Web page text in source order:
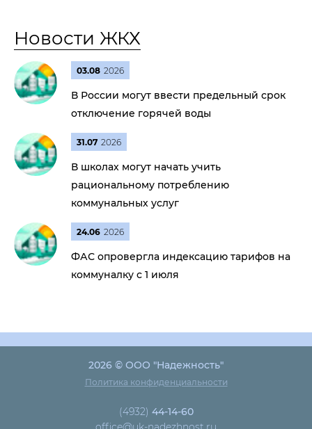
Новости ЖКХ
03.08 2026
В России могут ввести предельный срок
отключение горячей воды
31.07 2026
В школах могут начать учить
рациональному потреблению
коммунальных услуг
24.06 2026
ФАС опровергла индексацию тарифов на
коммуналку с 1 июля
2026 © ООО "Надежность"
Политика конфиденциальности
(4932) 44-14-60